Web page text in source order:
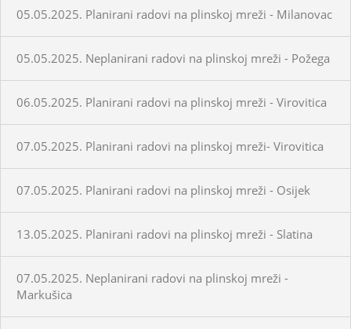
05.05.2025. Planirani radovi na plinskoj mreži - Milanovac
05.05.2025. Neplanirani radovi na plinskoj mreži - Požega
06.05.2025. Planirani radovi na plinskoj mreži - Virovitica
07.05.2025. Planirani radovi na plinskoj mreži- Virovitica
07.05.2025. Planirani radovi na plinskoj mreži - Osijek
13.05.2025. Planirani radovi na plinskoj mreži - Slatina
07.05.2025. Neplanirani radovi na plinskoj mreži -
Markušica